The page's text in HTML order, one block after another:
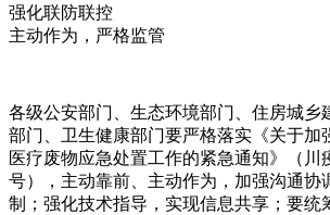
强化联防联控
主动作为，严格监管
各级公安部门、生态环境部门、住房城乡
部门、卫生健康部门要严格落实《关于加
医疗废物应急处置工作的紧急通知》（川
号），主动靠前、主动作为，加强沟通协
制；强化技术指导，实现信息共享；要统